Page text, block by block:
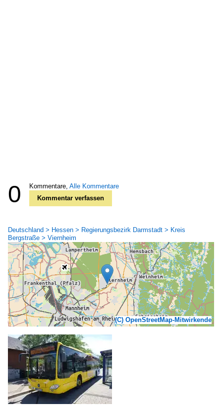
0 Kommentare, Alle Kommentare
Kommentar verfassen
Deutschland > Hessen > Regierungsbezirk Darmstadt > Kreis
Bergstraße > Viernheim
(C) OpenStreetMap-Mitwirkende